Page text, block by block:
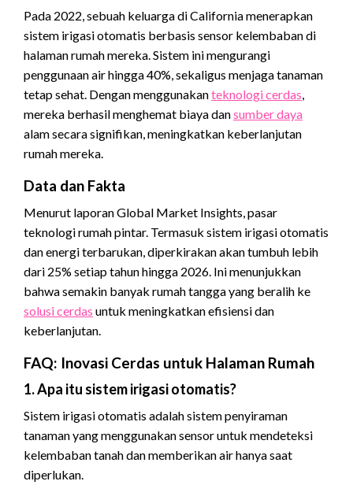
Pada 2022, sebuah keluarga di California menerapkan
sistem irigasi otomatis berbasis sensor kelembaban di
halaman rumah mereka. Sistem ini mengurangi
penggunaan air hingga 40%, sekaligus menjaga tanaman
tetap sehat. Dengan menggunakanteknologi cerdas
mereka berhasil menghemat biaya dansumber daya
alam secara signifikan, meningkatkan keberlanjutan
rumah mereka.
Data dan Fakta
Menurut laporan Global Market Insights, pasar
teknologi rumah pintar. Termasuk sistem irigasi otomatis
dan energi terbarukan, diperkirakan akan tumbuh lebih
dari 25% setiap tahun hingga 2026. Ini menunjukkan
bahwa semakin banyak rumah tangga yang beralih ke
solusi cerdas untuk meningkatkan efisiensi dan
keberlanjutan.
FAQ: Inovasi Cerdas untuk Halaman Rumah
1. Apa itu sistem irigasi otomatis?
Sistem irigasi otomatis adalah sistem penyiraman
tanaman yang menggunakan sensor untuk mendeteksi
kelembaban tanah dan memberikan air hanya saat
diperlukan.